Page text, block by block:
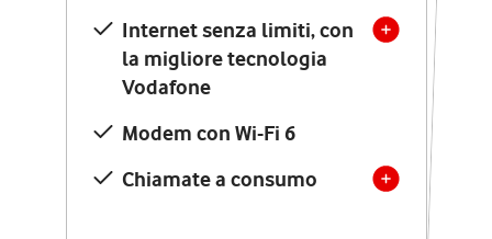
Internet senza limiti, con
la migliore tecnologia
Vodafone
Modem con Wi-Fi 6
Chiamate a consumo
Internet senza limiti, con
la migliore tecnologia
Vodafone
Modem Seven con Wi-Fi 7
Chiamate illimitate verso
numeri fissi e mobili
nazionali